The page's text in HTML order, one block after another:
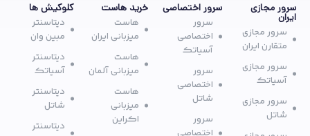
سرور مجازی
ایران
سرور مجازی
متقارن ایران
سرور مجازی
آسیاتک
سرور مجازی
شاتل
سرور اختصاصی
سرور
اختصاصی
آسیاتک
سرور
اختصاصی
شاتل
سرور
خرید هاست
هاست
میزبانی ایران
هاست
میزبانی آلمان
هاست
میزبانی
اکراین
کلوکیش ها
دیتاسنتر
مبین وان
دیتاسنتر
آسیاتک
دیتاسنتر
شاتل
دیتاسنتر